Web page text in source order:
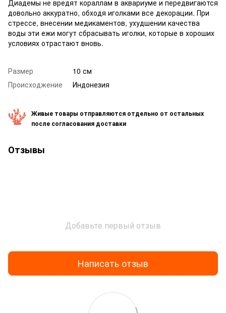
Диадемы не вредят кораллам в аквариуме и передвигаются
довольно аккуратно, обходя иголками все декорации. При
стрессе, внесении медикаментов, ухудшении качества
воды эти ежи могут сбрасывать иголки, которые в хороших
условиях отрастают вновь.
Размер
10 см
Происходжение
Индонезия
Живые товары отправляются отдельно от остальных
после согласования доставки
Отзывы
Добавьте первый отзыв
Написать отзыв